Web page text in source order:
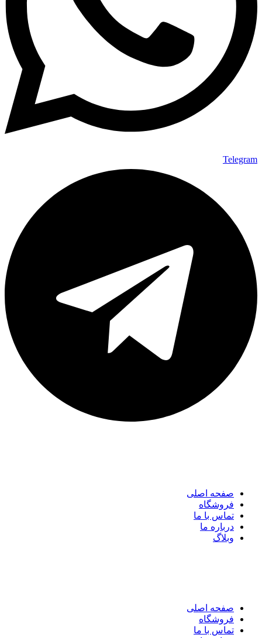
Telegram
صفحه اصلی
فروشگاه
تماس با ما
درباره ما
وبلاگ
صفحه اصلی
فروشگاه
تماس با ما